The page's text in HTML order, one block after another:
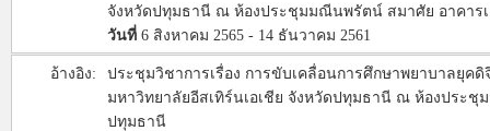
จังหวัดปทุมธานี ณ ห้องประชุมมณีนพรัตน์ สมาศัย อาคาร
วันที่ 6 สิงหาคม 2565 - 14 ธันวาคม 2561
อ้างอิง:
ประชุมวิชาการเรื่อง การขับเคลื่อนการศึกษาพยาบาลยุคดิ
มหาวิทยาลัยอีสเทิร์นเอเชีย จังหวัดปทุมธานี ณ ห้องประ
ปทุมธานี